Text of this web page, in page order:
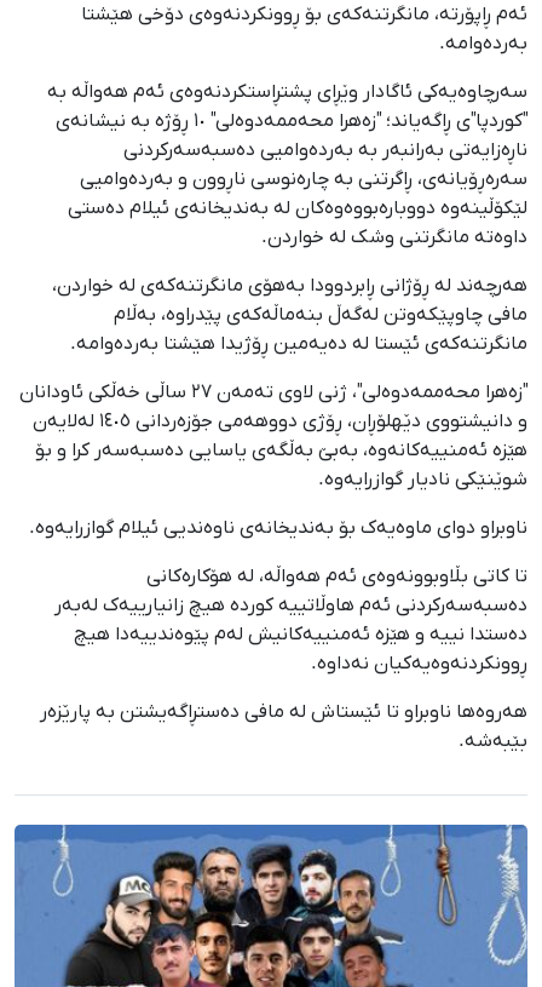
ئەم ڕاپۆرتە، مانگرتنەکەی بۆ ڕوونکردنەوەی دۆخی هێشتا
بەردەوامە.
سەرچاوەیەکی ئاگادار وێڕای پشتڕاستکردنەوەی ئەم هەواڵە بە
"کوردپا"ی ڕاگەیاند؛ "زەهرا محەممەدوەلی" ١٠ ڕۆژە بە نیشانەی
ناڕەزایەتی بەرانبەر بە بەردەوامیی دەسبەسەرکردنی
سەرەڕۆیانەی، ڕاگرتنی بە چارەنوسی ناڕوون و بەردەوامیی
لێکۆڵینەوە دووبارەبووەوەکان لە بەندیخانەی ئیلام دەستی
داوەتە مانگرتنی وشک لە خواردن.
هەرچەند لە ڕۆژانی ڕابردوودا بەهۆی مانگرتنەکەی لە خواردن،
مافی چاوپێکەوتن لەگەڵ بنەماڵەکەی پێدراوە، بەڵام
مانگرتنەکەی ئێستا لە دەیەمین ڕۆژیدا هێشتا بەردەوامە.
"زەهرا محەممەدوەلی"، ژنی لاوی تەمەن ٢٧ ساڵی خەڵکی ئاودانان
و دانیشتووی دێهلۆڕان، ڕۆژی دووهەمی جۆزەردانی ١٤٠٥ لەلایەن
هێزە ئەمنییەکانەوە، بەبێ بەڵگەی یاسایی دەسبەسەر کرا و بۆ
شوێنێکی نادیار گوازرایەوە.
ناوبراو دوای ماوەیەک بۆ بەندیخانەی ناوەندیی ئیلام گوازرایەوە.
تا کاتی بڵاوبوونەوەی ئەم هەواڵە، لە هۆکارەکانی
دەسبەسەرکردنی ئەم هاوڵاتییە کوردە هیچ زانیارییەک لەبەر
دەستدا نییە و هێزە ئەمنییەکانیش لەم پێوه‌ندییەدا هیچ
ڕوونکردنەوەیەکیان نەداوە.
هەروەها ناوبراو تا ئێستاش لە مافی دەستڕاگەیشتن بە پارێزەر
بێبەشە.